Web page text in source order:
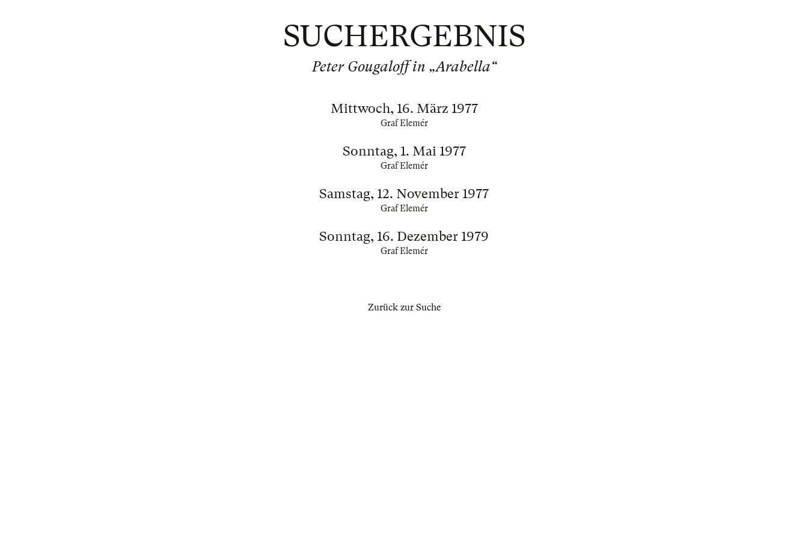
SUCHERGEBNIS
Peter Gougaloff in „Arabella“
Mittwoch, 16. März 1977
Graf Elemér
Sonntag, 1. Mai 1977
Graf Elemér
Samstag, 12. November 1977
Graf Elemér
Sonntag, 16. Dezember 1979
Graf Elemér
Zurück zur Suche